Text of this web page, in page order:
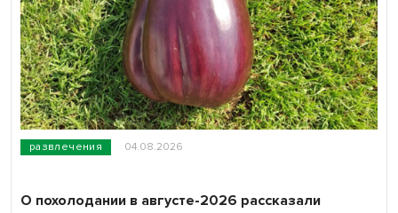
развлечения 04.08.2026
О похолодании в августе-2026 рассказали